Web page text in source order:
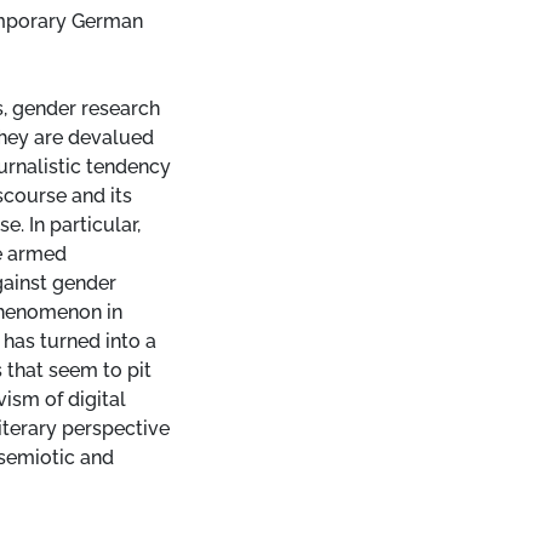
German
gender research
are devalued
tendency
and its
In particular,
armed
gender
in
turned into a
that seem to pit
of digital
perspective
and